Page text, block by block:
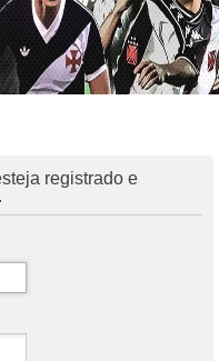
registrado e